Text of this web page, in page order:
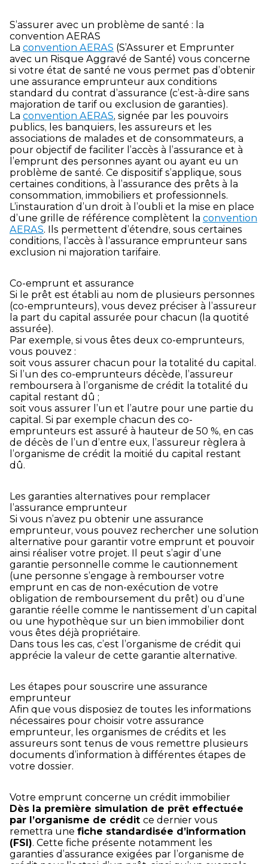
S’assurer avec un problème de santé : la
convention AERAS
La convention AERAS (S’Assurer et Emprunter
avec un Risque Aggravé de Santé) vous concerne
si votre état de santé ne vous permet pas d’obtenir
une assurance emprunteur aux conditions
standard du contrat d’assurance (c’est-à-dire sans
majoration de tarif ou exclusion de garanties).
La convention AERAS, signée par les pouvoirs
publics, les banquiers, les assureurs et les
associations de malades et de consommateurs, a
pour objectif de faciliter l’accès à l’assurance et à
l’emprunt des personnes ayant ou ayant eu un
problème de santé. Ce dispositif s’applique, sous
certaines conditions, à l’assurance des prêts à la
consommation, immobiliers et professionnels.
L’instauration d’un droit à l’oubli et la mise en place
d’une grille de référence complètent la convention
AERAS. Ils permettent d’étendre, sous certaines
conditions, l’accès à l’assurance emprunteur sans
exclusion ni majoration tarifaire.
Co-emprunt et assurance
Si le prêt est établi au nom de plusieurs personnes
(co-emprunteurs), vous devez préciser à l’assureur
la part du capital assurée pour chacun (la quotité
assurée).
Par exemple, si vous êtes deux co-emprunteurs,
vous pouvez :
soit vous assurer chacun pour la totalité du capital.
Si l’un des co-emprunteurs décède, l’assureur
remboursera à l’organisme de crédit la totalité du
capital restant dû ;
soit vous assurer l’un et l’autre pour une partie du
capital. Si par exemple chacun des co-
emprunteurs est assuré à hauteur de 50 %, en cas
de décès de l’un d’entre eux, l’assureur règlera à
l’organisme de crédit la moitié du capital restant
dû.
Les garanties alternatives pour remplacer
l’assurance emprunteur
Si vous n’avez pu obtenir une assurance
emprunteur, vous pouvez rechercher une solution
alternative pour garantir votre emprunt et pouvoir
ainsi réaliser votre projet. Il peut s’agir d’une
garantie personnelle comme le cautionnement
(une personne s’engage à rembourser votre
emprunt en cas de non-exécution de votre
obligation de remboursement du prêt) ou d’une
garantie réelle comme le nantissement d’un capital
ou une hypothèque sur un bien immobilier dont
vous êtes déjà propriétaire.
Dans tous les cas, c’est l’organisme de crédit qui
apprécie la valeur de cette garantie alternative.
Les étapes pour souscrire une assurance
emprunteur
Afin que vous disposiez de toutes les informations
nécessaires pour choisir votre assurance
emprunteur, les organismes de crédits et les
assureurs sont tenus de vous remettre plusieurs
documents d’information à différentes étapes de
votre dossier.
Votre emprunt concerne un crédit immobilier
Dès la première simulation de prêt effectuée
par l’organisme de crédit ce dernier vous
remettra une fiche standardisée d’information
(FSI). Cette fiche présente notamment les
garanties d’assurance exigées par l’organisme de